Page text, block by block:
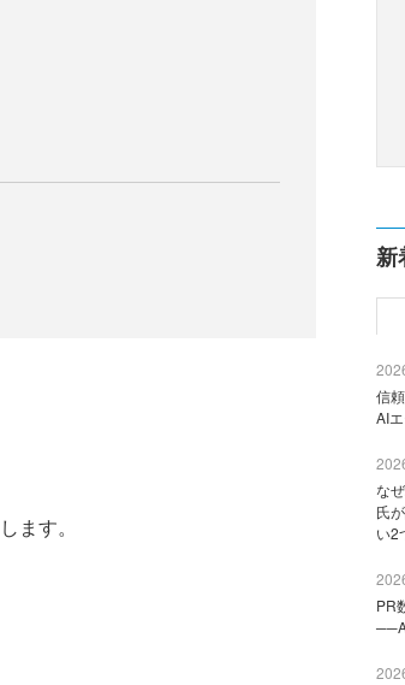
ます。
新
信
AI
な
氏
い2
PR